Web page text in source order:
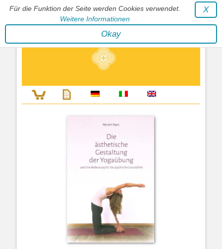
Für die Funktion der Seite werden Cookies verwendet.
Weitere Informationen
X
Okay
Stephan Wunderlich Verlag
Literatur zur Förderung der Gestaltfähigkeit des Lebens